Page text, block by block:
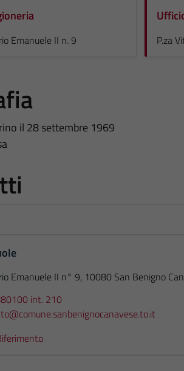
Emanuele II n. 9 P.za
il 28 settembre 1969
Emanuele II n° 9, 10080 San Benigno
int. 210